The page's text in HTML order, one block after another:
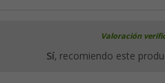
Valoración
Sí, recomiendo este